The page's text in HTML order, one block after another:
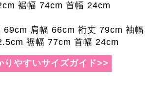
裾幅 74cm 首幅 24cm
69cm 肩幅 66cm 裄丈 79cm 袖幅
裾幅 77cm 首幅 24cm